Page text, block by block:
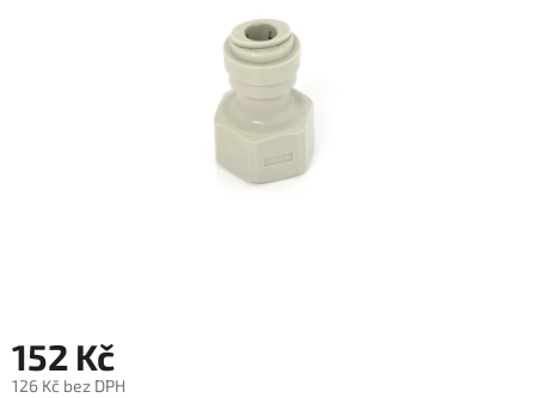
152 Kč
126 Kč bez DPH